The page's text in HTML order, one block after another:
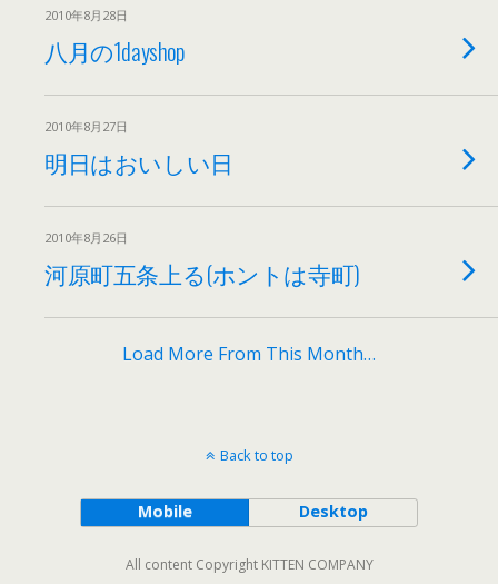
2010年8月28日
八月の1dayshop
2010年8月27日
明日はおいしい日
2010年8月26日
河原町五条上る(ホントは寺町)
Load More From This Month…
Back to top
Mobile Desktop
All content Copyright KITTEN COMPANY